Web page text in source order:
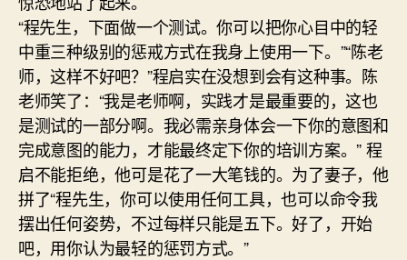
“程先生，下面做一个测试。你可以把你心目中的轻
中重三种级别的惩戒方式在我身上使用一下。”“陈老
师，这样不好吧？”程启实在没想到会有这种事。陈
老师笑了：“我是老师啊，实践才是最重要的，这也
是测试的一部分啊。我必需亲身体会一下你的意图和
完成意图的能力，才能最终定下你的培训方案。” 程
启不能拒绝，他可是花了一大笔钱的。为了妻子，他
拼了“程先生，你可以使用任何工具，也可以命令我
摆出任何姿势，不过每样只能是五下。好了，开始
吧，用你认为最轻的惩罚方式。”